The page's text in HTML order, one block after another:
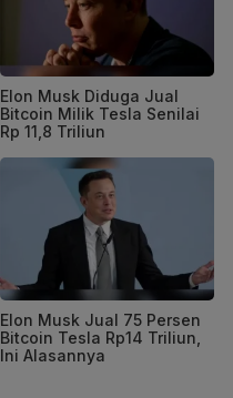
Elon Musk Diduga Jual
Bitcoin Milik Tesla Senilai
Rp 11,8 Triliun
Elon Musk Jual 75 Persen
Bitcoin Tesla Rp14 Triliun,
Ini Alasannya